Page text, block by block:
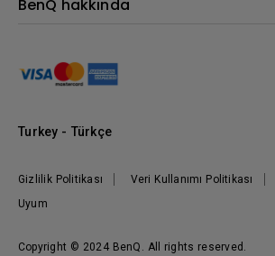
BenQ hakkında
Grup
Marka
Haberler
Copyright © 2024 BenQ. All rights reserved.
Gizlilik Politikası Veri Kullanımı Politikası
Uyum
Turkey - Türkçe